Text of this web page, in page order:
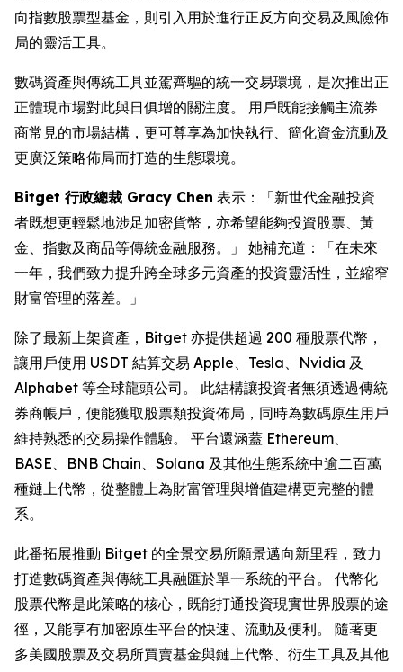
向指數股票型基金，則引入用於進行正反方向交易及風險佈
局的靈活工具。
數碼資產與傳統工具並駕齊驅的統一交易環境，是次推出正
正體現市場對此與日俱增的關注度。 用戶既能接觸主流券
商常見的市場結構，更可尊享為加快執行、簡化資金流動及
更廣泛策略佈局而打造的生態環境。
Bitget 行政總裁 Gracy Chen 表示：「新世代金融投資
者既想更輕鬆地涉足加密貨幣，亦希望能夠投資股票、黃
金、指數及商品等傳統金融服務。」 她補充道：「在未來
一年，我們致力提升跨全球多元資產的投資靈活性，並縮窄
財富管理的落差。」
除了最新上架資產，Bitget 亦提供超過 200 種股票代幣，
讓用戶使用 USDT 結算交易 Apple、Tesla、Nvidia 及
Alphabet 等全球龍頭公司。 此結構讓投資者無須透過傳統
券商帳戶，便能獲取股票類投資佈局，同時為數碼原生用戶
維持熟悉的交易操作體驗。 平台還涵蓋 Ethereum、
BASE、BNB Chain、Solana 及其他生態系統中逾二百萬
種鏈上代幣，從整體上為財富管理與增值建構更完整的體
系。
此番拓展推動 Bitget 的全景交易所願景邁向新里程，致力
打造數碼資產與傳統工具融匯於單一系統的平台。 代幣化
股票代幣是此策略的核心，既能打通投資現實世界股票的途
徑，又能享有加密原生平台的快速、流動及便利。 隨著更
多美國股票及交易所買賣基金與鏈上代幣、衍生工具及其他